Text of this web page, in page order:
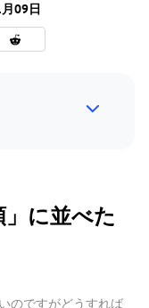
09日
に並べた
のですがどうすれば